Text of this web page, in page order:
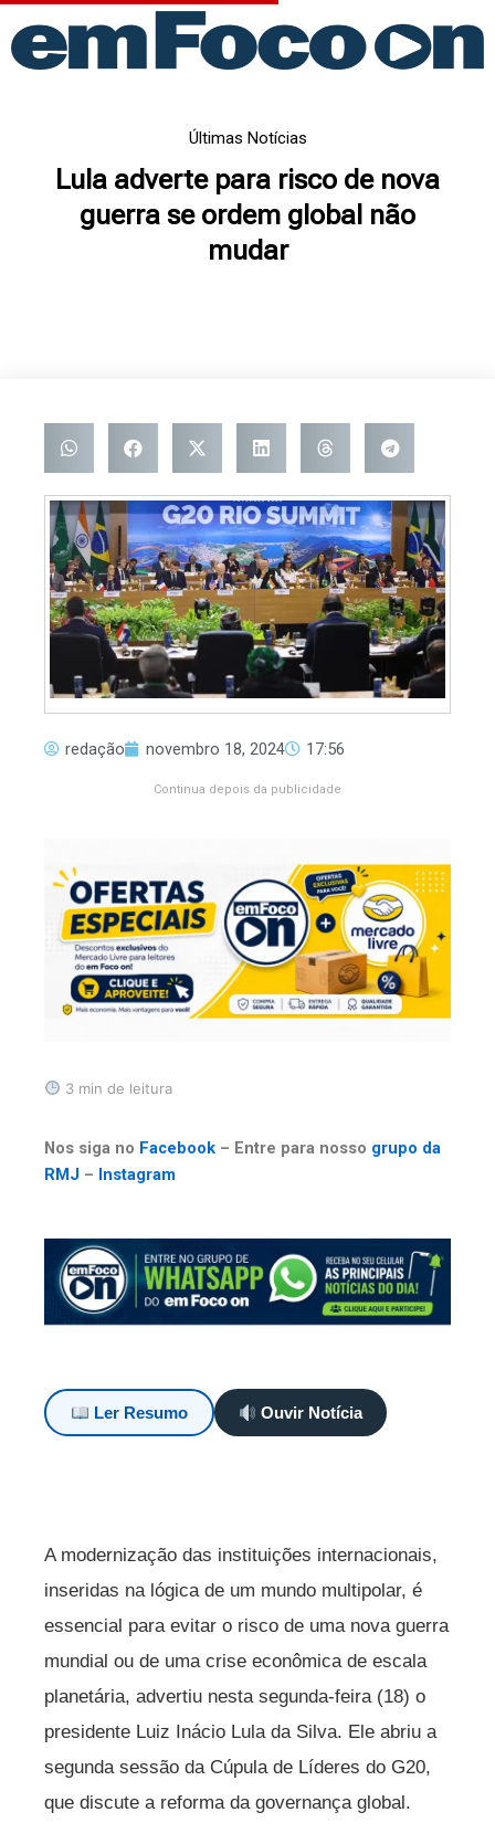
para
Últimas Notícias
Lula adverte para risco de nova
guerra se ordem global não
mudar
redação novembro 18, 2024 17:56
Continua depois da publicidade
3 min de leitura
Nos siga no Facebook – Entre para nosso grupo da
RMJ – Instagram
Ler Resumo Ouvir Notícia
A modernização das instituições internacionais,
inseridas na lógica de um mundo multipolar, é
essencial para evitar o risco de uma nova guerra
mundial ou de uma crise econômica de escala
planetária, advertiu nesta segunda-feira (18) o
presidente Luiz Inácio Lula da Silva. Ele abriu a
segunda sessão da Cúpula de Líderes do G20,
que discute a reforma da governança global.